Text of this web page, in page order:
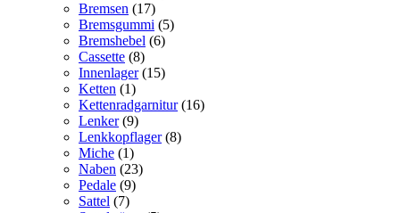
Bremsen (17)
Bremsgummi (5)
Bremshebel (6)
Cassette (8)
Innenlager (15)
Ketten (1)
Kettenradgarnitur (16)
Lenker (9)
Lenkkopflager (8)
Miche (1)
Naben (23)
Pedale (9)
Sattel (7)